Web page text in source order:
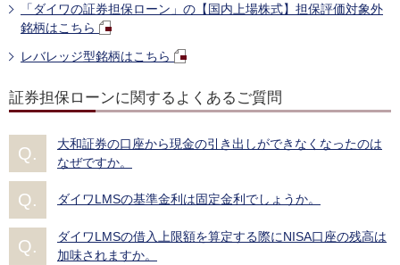
「ダイワの証券担保ローン」の【国内上場株式】担保評価対象外
銘柄はこちら
レバレッジ型銘柄はこちら
証券担保ローンに関するよくあるご質問
大和証券の口座から現金の引き出しができなくなったのは
なぜですか。
ダイワLMSの基準金利は固定金利でしょうか。
ダイワLMSの借入上限額を算定する際にNISA口座の残高は
加味されますか。